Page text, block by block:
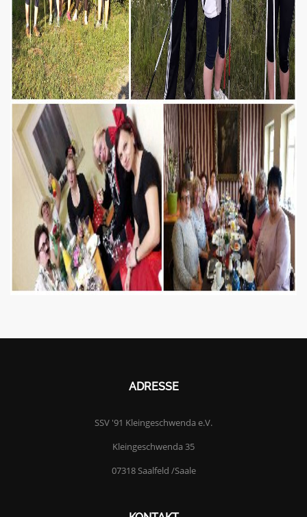
ADRESSE
SSV '91 Kleingeschwenda e.V.
Kleingeschwenda 35
07318 Saalfeld /Saale